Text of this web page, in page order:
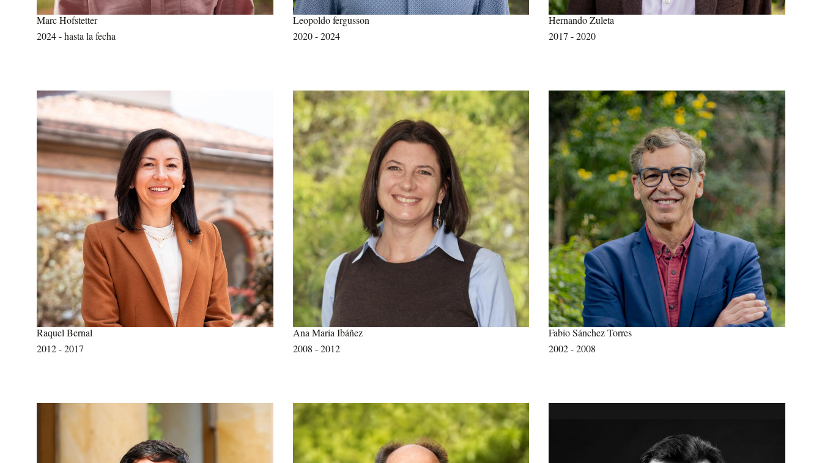
Marc Hofstetter
2024 - hasta la fecha
Leopoldo fergusson
2020 - 2024
Hernando Zuleta
2017 - 2020
Raquel Bernal
2012 - 2017
Ana Maria Ibáñez
2008 - 2012
Fabio Sánchez Torres
2002 - 2008